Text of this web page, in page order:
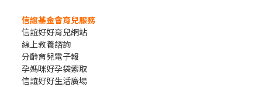
信誼基金會育兒服務
信誼好好育兒網站
線上教養諮詢
分齡育兒電子報
孕媽咪好孕袋索取
信誼好好生活廣場